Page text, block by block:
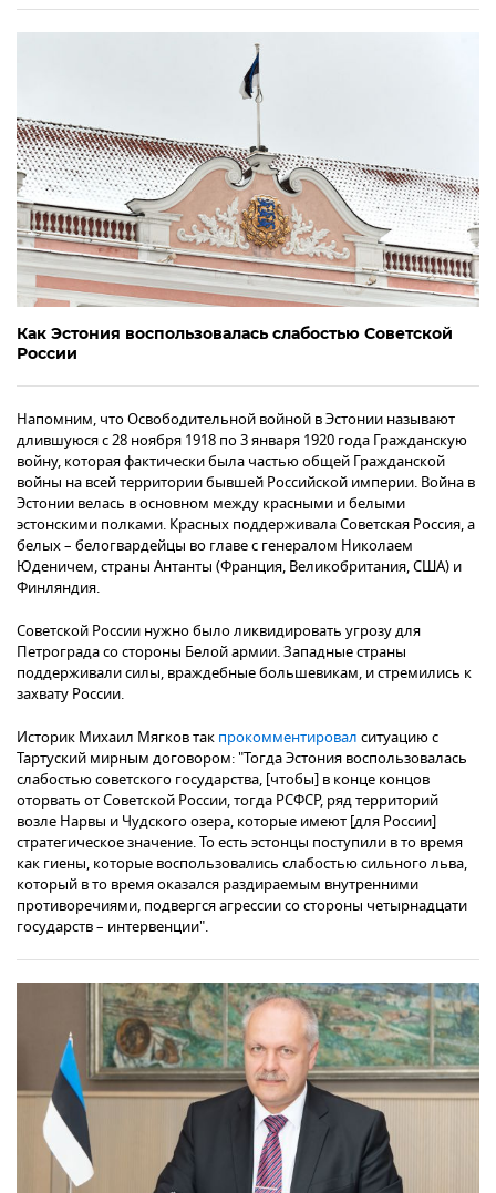
Как Эстония воспользовалась слабостью Советской
России
Напомним, что Освободительной войной в Эстонии называют
длившуюся с 28 ноября 1918 по 3 января 1920 года Гражданскую
войну, которая фактически была частью общей Гражданской
войны на всей территории бывшей Российской империи. Война в
Эстонии велась в основном между красными и белыми
эстонскими полками. Красных поддерживала Советская Россия, а
белых – белогвардейцы во главе с генералом Николаем
Юденичем, страны Антанты (Франция, Великобритания, США) и
Финляндия.
Советской России нужно было ликвидировать угрозу для
Петрограда со стороны Белой армии. Западные страны
поддерживали силы, враждебные большевикам, и стремились к
захвату России.
Историк Михаил Мягков так прокомментировал ситуацию с
Тартуский мирным договором: "Тогда Эстония воспользовалась
слабостью советского государства, [чтобы] в конце концов
оторвать от Советской России, тогда РСФСР, ряд территорий
возле Нарвы и Чудского озера, которые имеют [для России]
стратегическое значение. То есть эстонцы поступили в то время
как гиены, которые воспользовались слабостью сильного льва,
который в то время оказался раздираемым внутренними
противоречиями, подвергся агрессии со стороны четырнадцати
государств – интервенции".